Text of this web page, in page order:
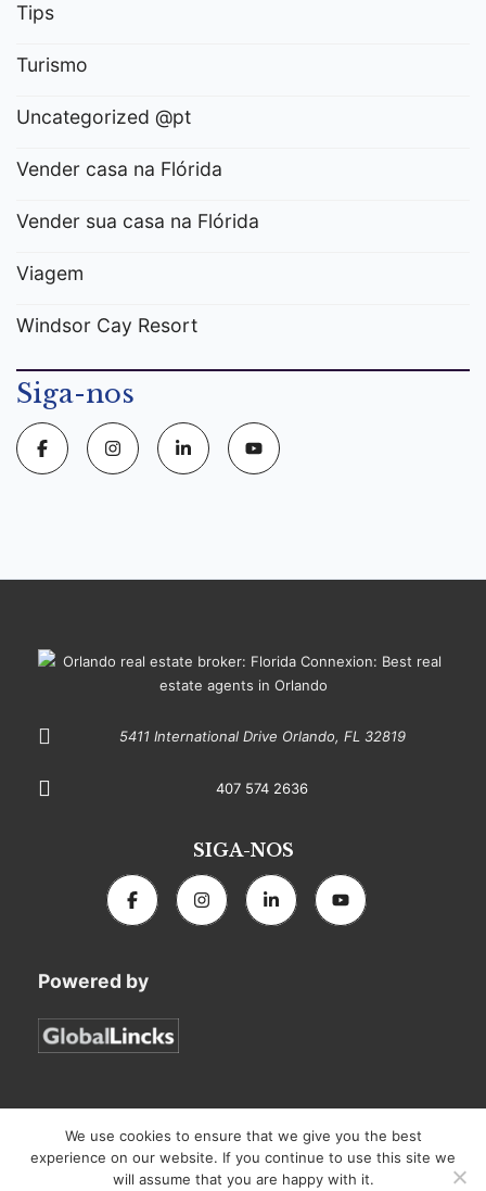
Tips
Turismo
Uncategorized @pt
Vender casa na Flórida
Vender sua casa na Flórida
Viagem
Windsor Cay Resort
Siga-nos
5411 International Drive Orlando, FL 32819
407 574 2636
SIGA-NOS
Powered by
Florida Connexion Properties | All rights reserved
We use cookies to ensure that we give you the best
experience on our website. If you continue to use this site we
will assume that you are happy with it.